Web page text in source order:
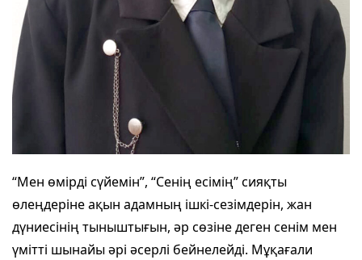
“Мен өмірді сүйемін”, “Сенің есімің” сияқты
өлеңдеріне ақын адамның ішкі-сезімдерін, жан
дүниесінің тыныштығын, әр сөзіне деген сенім мен
үмітті шынайы әрі әсерлі бейнелейді. Мұқағали